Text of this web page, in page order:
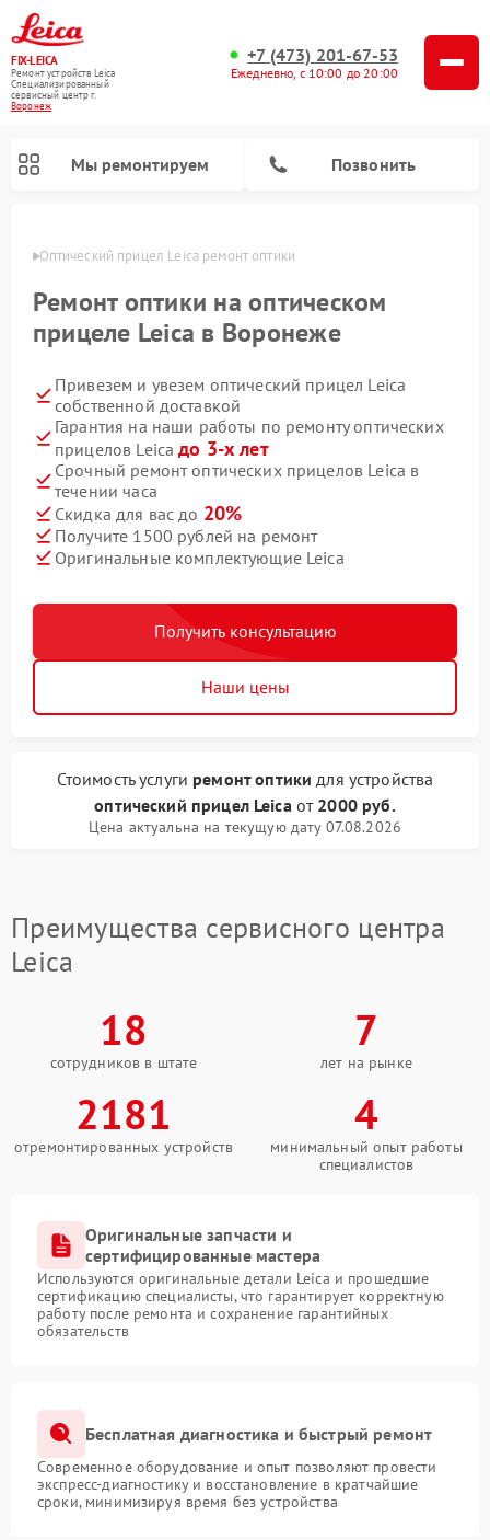
FIX-LEICA
Ремонт устройств Leica
Специализированный
cервисный центр г.
Воронеж
+7 (473) 201-67-53
Ежедневно, с 10:00 до 20:00
Мы ремонтируем Позвонить
Оптический прицел Leica ремонт оптики
Ремонт оптики на оптическом
прицеле Leica в Воронеже
Привезем и увезем оптический прицел Leica
собственной доставкой
Гарантия на наши работы по ремонту оптических
прицелов Leicaдо 3-х лет
Срочный ремонт оптических прицелов Leica в
течении часа
Скидка для вас до 20%
Получите 1500 рублей на ремонт
Оригинальные комплектующие Leica
Получить консультацию
Наши цены
Стоимость услуги ремонт оптики для устройства
оптический прицел Leicaот 2000 руб.
Цена актуальна на текущую дату 07.08.2026
Преимущества сервисного центра
Leica
18
сотрудников в штате
7
лет на рынке
2181
отремонтированных устройств
4
минимальный опыт работы
специалистов
Оригинальные запчасти и
сертифицированные мастера
Используются оригинальные детали Leica и прошедшие
сертификацию специалисты, что гарантирует корректную
работу после ремонта и сохранение гарантийных
обязательств
Бесплатная диагностика и быстрый ремонт
Современное оборудование и опыт позволяют провести
экспресс-диагностику и восстановление в кратчайшие
сроки, минимизируя время без устройства